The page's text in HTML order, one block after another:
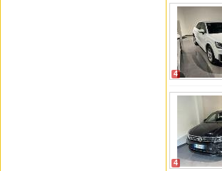
4
4